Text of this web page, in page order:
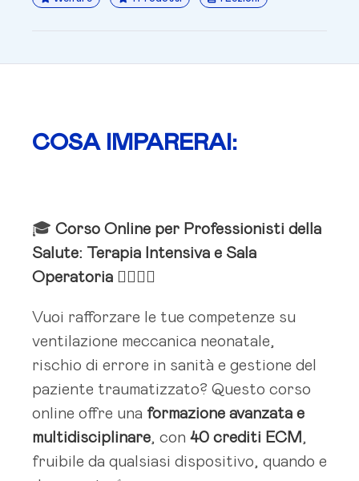
COSA IMPARERAI:
🎓 Corso Online per Professionisti della
Salute: Terapia Intensiva e Sala
Operatoria 👨‍⚕️👩‍⚕️
Vuoi rafforzare le tue competenze su
ventilazione meccanica neonatale,
rischio di errore in sanità e gestione del
paziente traumatizzato? Questo corso
online offre una formazione avanzata e
multidisciplinare, con 40 crediti ECM ,
fruibile da qualsiasi dispositivo, quando e